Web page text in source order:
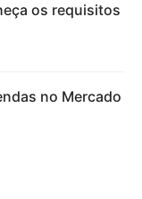
os requisitos
no Mercado